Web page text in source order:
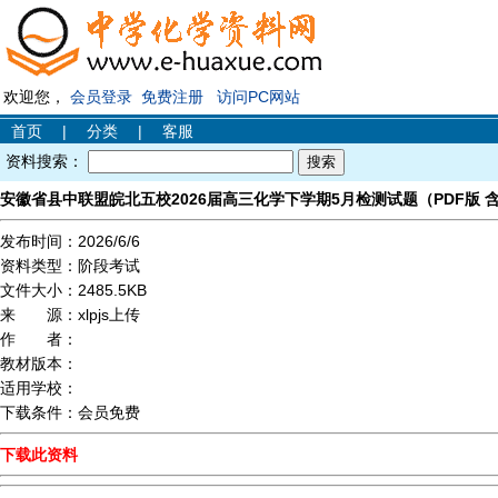
欢迎您， 会员登录 免费注册
访问PC网站
首页
| 分类 |
客服
资料搜索：
安徽省县中联盟皖北五校2026届高三化学下学期5月检测试题（PDF版
发布时间： 2026/6/6
资料类型： 阶段考试
文件大小： 2485.5KB
来 源： xlpjs上传
作 者：
教材版本：
适用学校：
下载条件： 会员免费
下载此资料